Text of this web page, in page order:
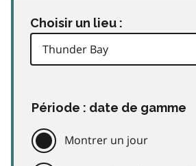
Choisir un lieu :
Période : date de gamme
Montrer un jour